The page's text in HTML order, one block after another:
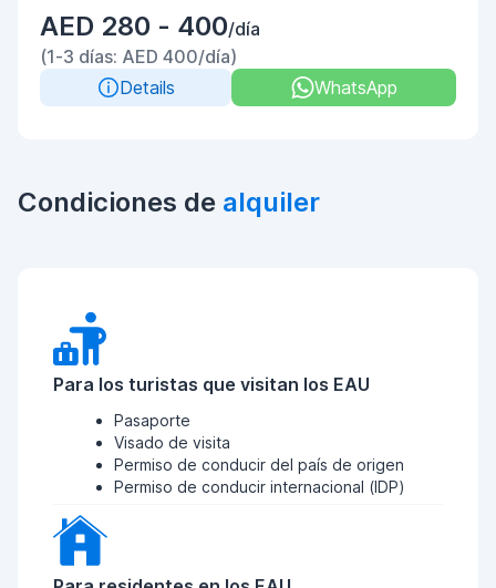
AED 280 - 400/día
(1-3 días: AED 400/día)
Details
WhatsApp
Condiciones de alquiler
Para los turistas que visitan los EAU
Pasaporte
Visado de visita
Permiso de conducir del país de origen
Permiso de conducir internacional (IDP)